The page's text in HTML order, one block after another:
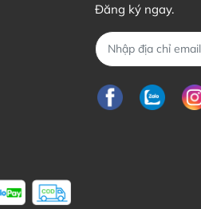
Đăng ký ngay.